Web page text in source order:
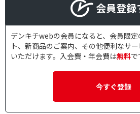
会員登録
デンキチwebの会員になると、会員限
ト、新商品のご案内、その他便利なサ
いただけます。入会費・年会費は無料で
今すぐ登録